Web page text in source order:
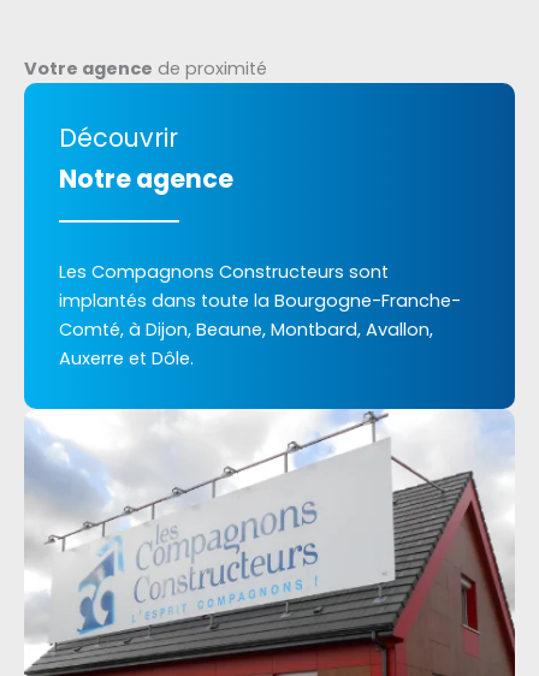
Votre agence de proximité
Découvrir
Notre agence
Les Compagnons Constructeurs sont
implantés dans toute la Bourgogne-Franche-
Comté, à Dijon, Beaune, Montbard, Avallon,
Auxerre et Dôle.